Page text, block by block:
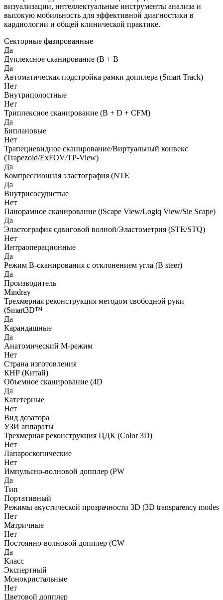
визуализации, интеллектуальные инструменты анализа и
высокую мобильность для эффективной диагностики в
кардиологии и общей клинической практике.
Секторные фазированные
Да
Дуплексное сканирование (В + В
Да
Автоматическая подстройка рамки допплера (Smart Track)
Нет
Внутриполостные
Нет
Триплексное сканирование (В + D + CFM)
Да
Биплановые
Нет
Трапециевидное сканирование/Виртуальный конвекс
(Trapezoid/ExFOV/TP-View)
Да
Компрессионная эластография (NTE
Да
Внутрисосудистые
Нет
Панорамное сканирование (iScape View/Logiq View/Sie Scape)
Да
Эластография сдвиговой волной/Эластометрия (STE/STQ)
Нет
Интраоперационные
Да
Режим B-сканирования с отклонением угла (B steer)
Да
Производитель
Mindray
Трехмерная реконструкция методом свободной руки
(Smart3D™
Да
Карандашные
Да
Анатомический М-режим
Нет
Страна изготовления
КНР (Китай)
Объемное сканирование (4D
Да
Катетерные
Нет
Вид дозатора
УЗИ аппараты
Трехмерная реконструкция ЦДК (Color 3D)
Нет
Лапароскопические
Нет
Импульсно-волновой допплер (PW
Да
Тип
Портативный
Режимы акустической прозрачности 3D (3D transparency modes
Нет
Матричные
Нет
Постоянно-волновой допплер (CW
Да
Класс
Экспертный
Монокристальные
Нет
Цветовой допплер